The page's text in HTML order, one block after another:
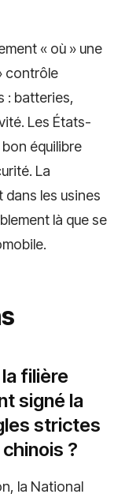
« où » une
contrôle
: batteries,
Les États-
équilibre
La
les usines
là que se
filière
signé la
strictes
?
la National